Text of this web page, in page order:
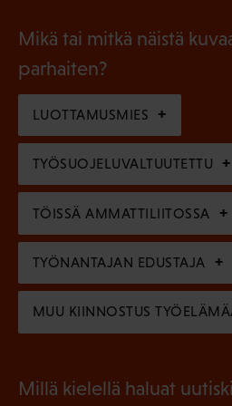
n
e
)
l
i
n
e
n
)
l
i
n
e
n
)
Mikä tai mitkä näistä
parhaiten?
LUOTTAMUSMIES
TYÖSUOJELUVALTUUTETTU
TÖISSÄ AMMATTILIITOSSA
TYÖNANTAJAN EDUSTAJA
MUU KIINNOSTUS
Millä kielellä haluat